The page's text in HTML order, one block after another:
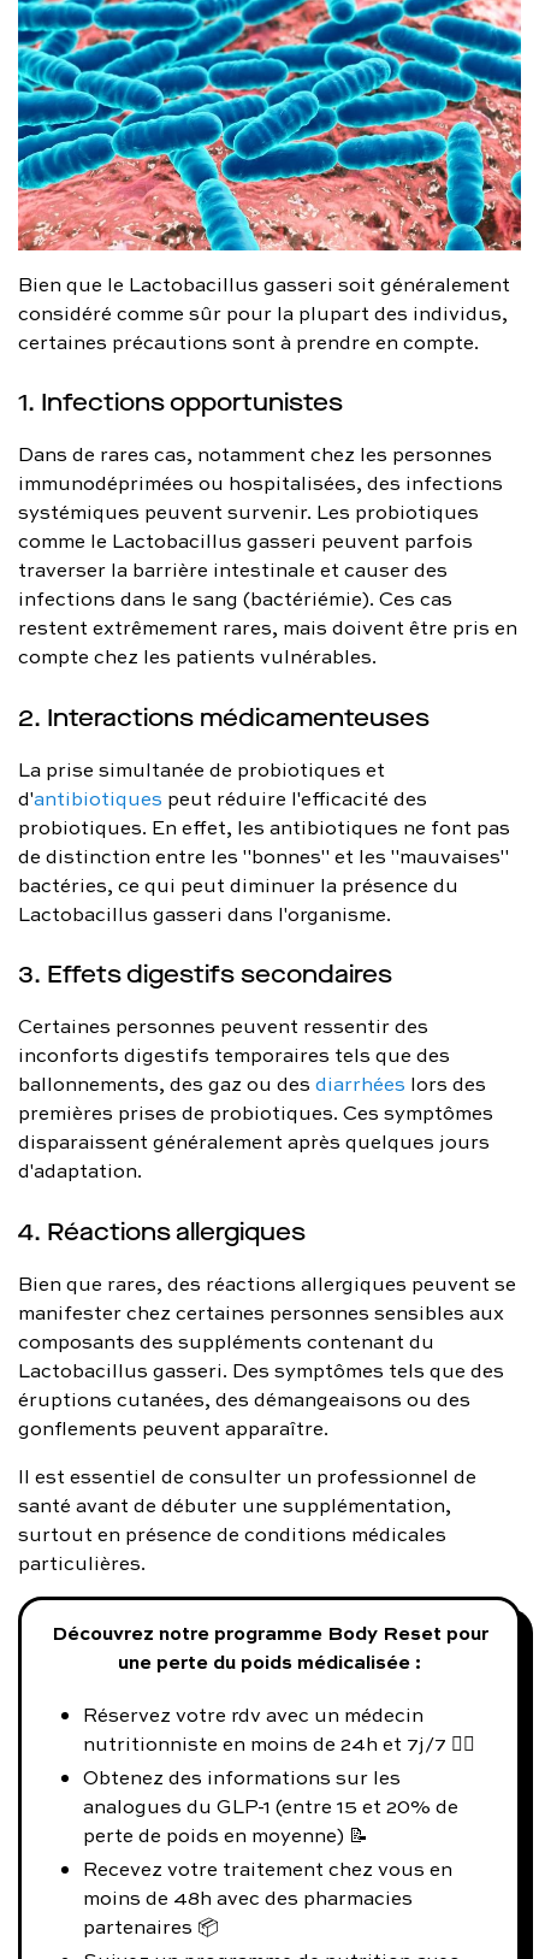
Bien que le Lactobacillus gasseri soit généralement
considéré comme sûr pour la plupart des individus,
certaines précautions sont à prendre en compte.
1. Infections opportunistes
Dans de rares cas, notamment chez les personnes
immunodéprimées ou hospitalisées, des infections
systémiques peuvent survenir. Les probiotiques
comme le Lactobacillus gasseri peuvent parfois
traverser la barrière intestinale et causer des
infections dans le sang (bactériémie). Ces cas
restent extrêmement rares, mais doivent être pris en
compte chez les patients vulnérables.
2. Interactions médicamenteuses
La prise simultanée de probiotiques et
d'antibiotiques peut réduire l'efficacité des
probiotiques. En effet, les antibiotiques ne font pas
de distinction entre les "bonnes" et les "mauvaises"
bactéries, ce qui peut diminuer la présence du
Lactobacillus gasseri dans l'organisme.
3. Effets digestifs secondaires
Certaines personnes peuvent ressentir des
inconforts digestifs temporaires tels que des
ballonnements, des gaz ou des diarrhées lors des
premières prises de probiotiques. Ces symptômes
disparaissent généralement après quelques jours
d'adaptation.
4. Réactions allergiques
Bien que rares, des réactions allergiques peuvent se
manifester chez certaines personnes sensibles aux
composants des suppléments contenant du
Lactobacillus gasseri. Des symptômes tels que des
éruptions cutanées, des démangeaisons ou des
gonflements peuvent apparaître.
Il est essentiel de consulter un professionnel de
santé avant de débuter une supplémentation,
surtout en présence de conditions médicales
particulières.
Découvrez notre programme Body Reset pour
une perte du poids médicalisée :
Réservez votre rdv avec un médecin
nutritionniste en moins de 24h et 7j/7 👨‍⚕️
Obtenez des informations sur les
analogues du GLP-1 (entre 15 et 20% de
perte de poids en moyenne) 📝
Recevez votre traitement chez vous en
moins de 48h avec des pharmacies
partenaires 📦